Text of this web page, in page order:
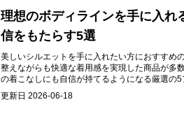
理想のボディラインを手に入れ
信をもたらす5選
美しいシルエットを手に入れたい方におすすめ
整えながらも快適な着用感を実現した商品が多
の着こなしにも自信が持てるようになる厳選の
更新日 2026-06-18